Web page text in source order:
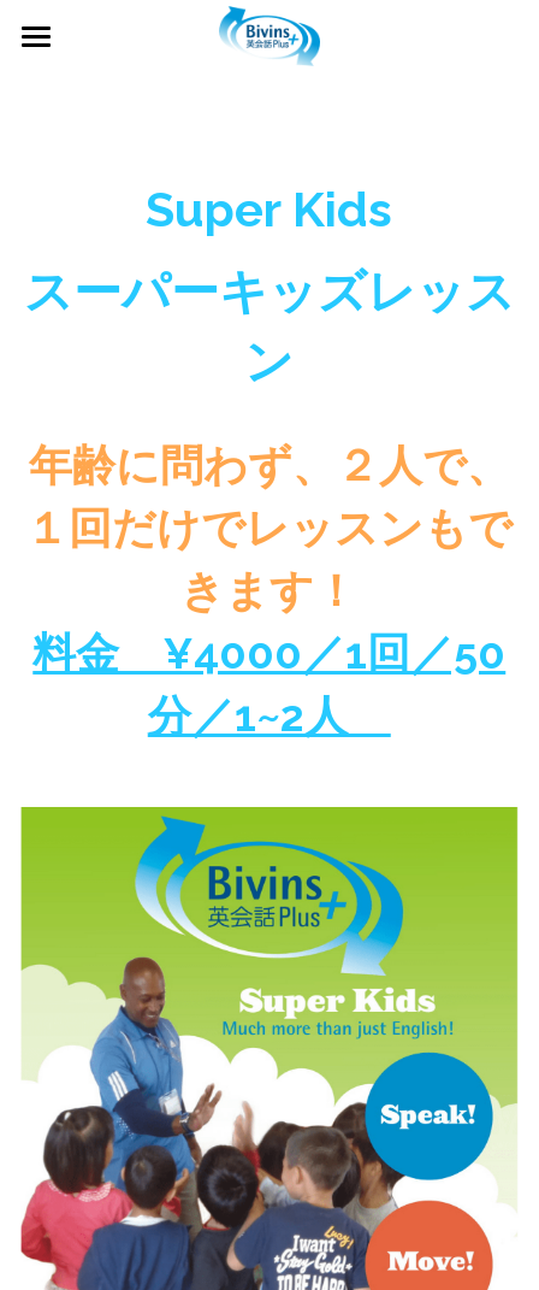
オンライン英会話
One on One Englishマンツーマンレッスン
Personal Coaching パーソナルコーチング
台湾華語プラス
ママ・主婦向け台湾華語レッスン
写真集
Lesson Photos 授業風景
ニティクラブ
Kobe University 神戸大学
YMCA専門学校
Magazine & Others 雑誌&その他
Event イベント
MICCイベント
お問合せ
無料体験レッスン予約
Super Kids
スーパーキッズレッス
ン
年齢に問わず、２人で、
１回だけでレッスンもで
きます！
料金　¥4000／1回／50
分／1~2人
ストアカテゴリー